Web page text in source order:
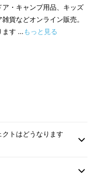
時に使用できなく
Watch用充電器
イセンス品では触
などの症状が発生
る厳しい条件とテ
・キャンプ用品、キッズ
貨などオンライン販売。
ます …もっと見る
トはどうなります